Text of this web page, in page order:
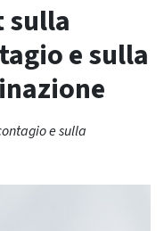
sulla
e sulla
e sulla